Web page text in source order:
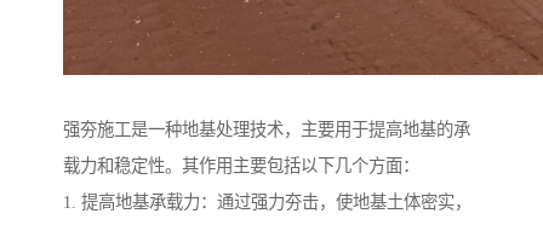
强夯施工是一种地基处理技术，主要用于提高地基的承
载力和稳定性。其作用主要包括以下几个方面：
1. 提高地基承载力：通过强力夯击，使地基土体密实，